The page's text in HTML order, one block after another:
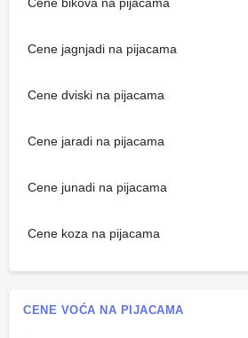
Cene jagnjadi na pijacama
Cene dviski na pijacama
Cene jaradi na pijacama
Cene junadi na pijacama
Cene koza na pijacama
CENE VOĆA NA PIJACAMA